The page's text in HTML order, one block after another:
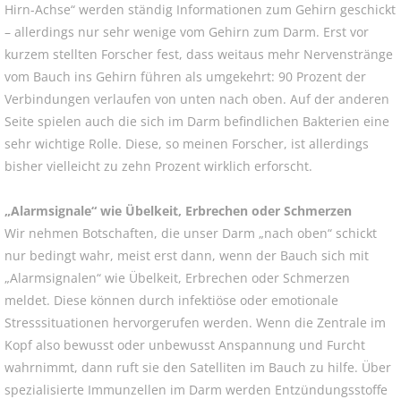
Hirn-Achse“ werden ständig Informationen zum Gehirn geschickt
– allerdings nur sehr wenige vom Gehirn zum Darm. Erst vor
kurzem stellten Forscher fest, dass weitaus mehr Nervenstränge
vom Bauch ins Gehirn führen als umgekehrt: 90 Prozent der
Verbindungen verlaufen von unten nach oben. Auf der anderen
Seite spielen auch die sich im Darm befindlichen Bakterien eine
sehr wichtige Rolle. Diese, so meinen Forscher, ist allerdings
bisher vielleicht zu zehn Prozent wirklich erforscht.
„Alarmsignale“ wie Übelkeit, Erbrechen oder Schmerzen
Wir nehmen Botschaften, die unser Darm „nach oben“ schickt
nur bedingt wahr, meist erst dann, wenn der Bauch sich mit
„Alarmsignalen“ wie Übelkeit, Erbrechen oder Schmerzen
meldet. Diese können durch infektiöse oder emotionale
Stresssituationen hervorgerufen werden. Wenn die Zentrale im
Kopf also bewusst oder unbewusst Anspannung und Furcht
wahrnimmt, dann ruft sie den Satelliten im Bauch zu hilfe. Über
spezialisierte Immunzellen im Darm werden Entzündungsstoffe